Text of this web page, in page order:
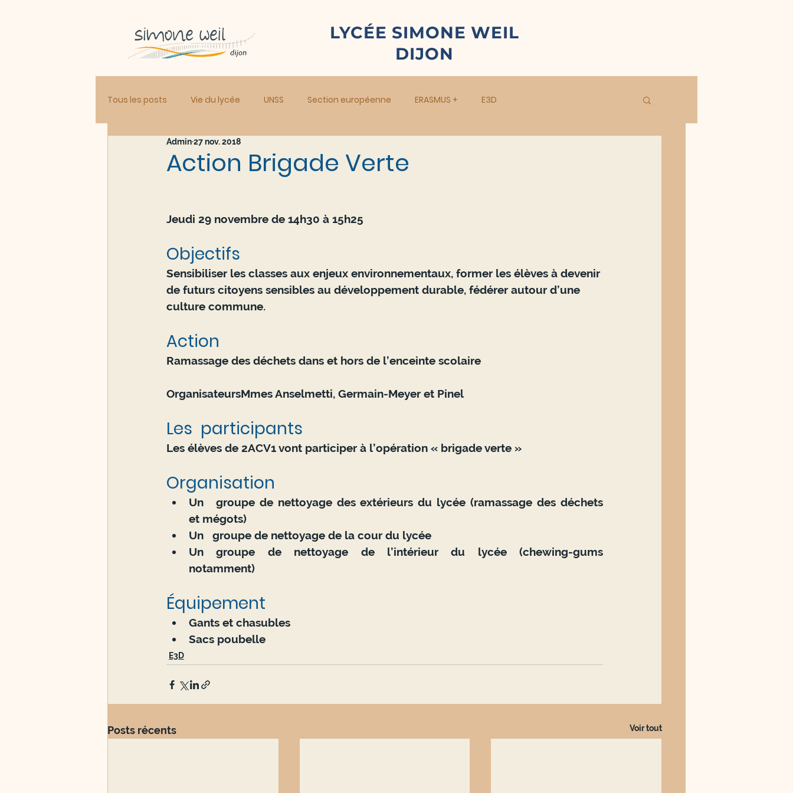
LYCÉE SIMONE WEIL
DIJON
Tous les posts Vie du lycée UNSS Section européenne ERASMUS + E3D
Action Brigade Verte
Admin27 nov. 2018
Jeudi 29 novembre de 14h30 à 15h25
Objectifs
Sensibiliser les classes aux enjeux environnementaux, former les élèves à devenir
de futurs citoyens sensibles au développement durable, fédérer autour d’une
culture commune.
Action
Ramassage des déchets dans et hors de l’enceinte scolaire
OrganisateursMmes Anselmetti, Germain-Meyer et Pinel
Les  participants
Les élèves de 2ACV1 vont participer à l’opération « brigade verte »
Organisation
Un 	groupe de nettoyage des extérieurs du lycée (ramassage des déchets
et mégots)
Un 	groupe de nettoyage de la cour du lycée
Un groupe de nettoyage de l’intérieur du lycée (chewing-gums
notamment)
Équipement
Gants et chasubles
Sacs poubelle
E3D
Posts récents Voir tout